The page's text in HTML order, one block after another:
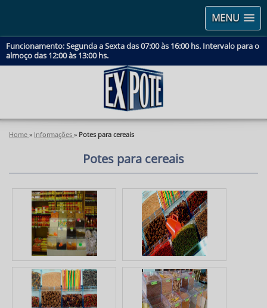
MENU
Funcionamento: Segunda a Sexta das 07:00 às 16:00 hs. Intervalo para o
almoço das 12:00 às 13:00 hs.
Home » Informações » Potes para cereais
Potes para cereais